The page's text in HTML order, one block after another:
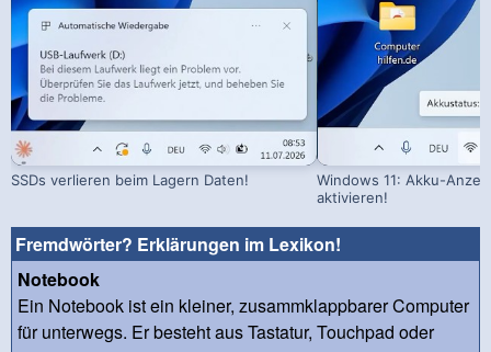
SSDs verlieren beim Lagern Daten!
Windows 11: Akku-
aktivieren!
Fremdwörter? Erklärungen im Lexikon!
Notebook
Ein Notebook ist ein kleiner, zusammklappbarer Computer
für unterwegs. Er besteht aus Tastatur, Touchpad oder